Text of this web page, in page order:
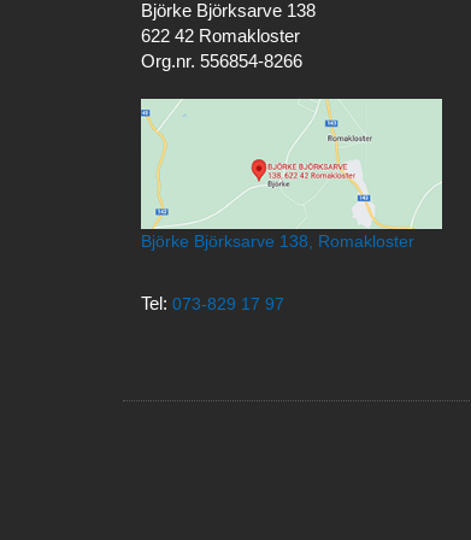
Björke Björksarve 138
622 42 Romakloster
Org.nr. 556854-8266
Björke Björksarve 138, Romakloster
Tel: 073-829 17 97